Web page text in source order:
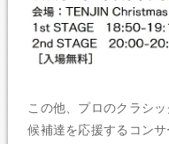
この他、プロのクラシ
候補達を応援するコン